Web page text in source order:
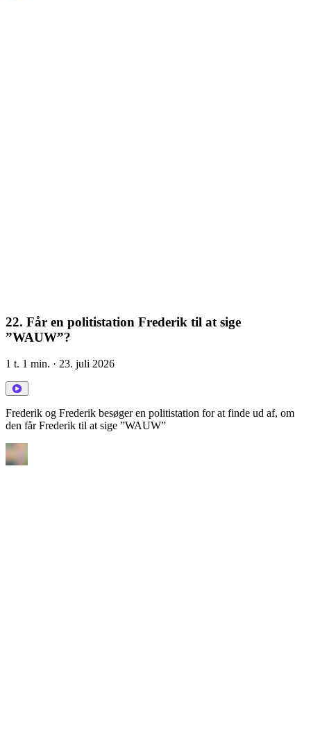
22. Får en politistation Frederik til at sige
”WAUW”?
1 t. 1 min. · 23. juli 2026
Frederik og Frederik besøger en politistation for at finde ud af, om
den får Frederik til at sige ”WAUW”